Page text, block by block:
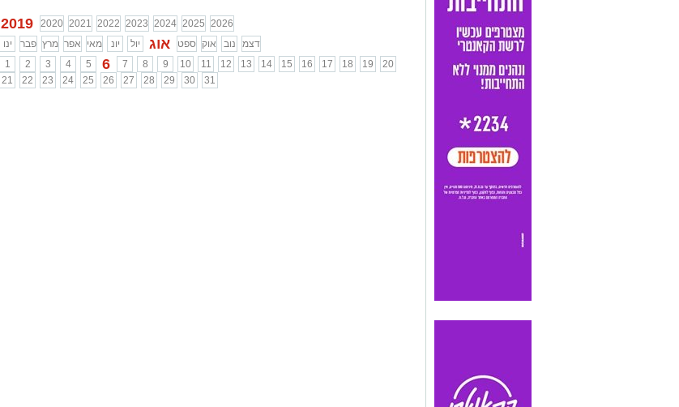
2019 2020 2021 2022 2023 2024 2025 2026
ינו
פבר מרץ אפר מאי יונ יול אוג ספט אוק נוב
דצמ
1
2 3 4 5 6 7 8 9 10 11 12 13 14 15 16 17 18 19
20
21
22 23 24 25 26 27 28 29 30 31